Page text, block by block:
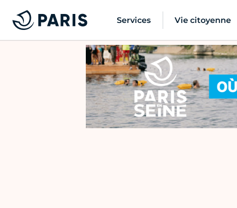
Services Vie citoyenne